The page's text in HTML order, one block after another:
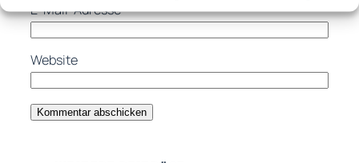
E-Mail-Adresse*
Website